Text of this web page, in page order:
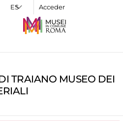
Acceder
TRAIANO MUSEO DEI